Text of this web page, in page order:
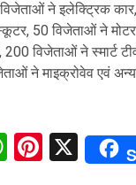
विजेताओं ने इलेक्ट्रिक
50 विजेताओं ने
विजेताओं ने स्मार्ट
ने माइक्रोवेव एवं
WhatsApp
X